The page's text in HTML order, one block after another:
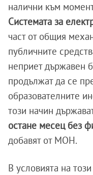
налични към
Системата за
част от общия
публичните
неприет държавен
продължат да се
образователните
този начин
остане месец без
добавят от МОН.
В условията на